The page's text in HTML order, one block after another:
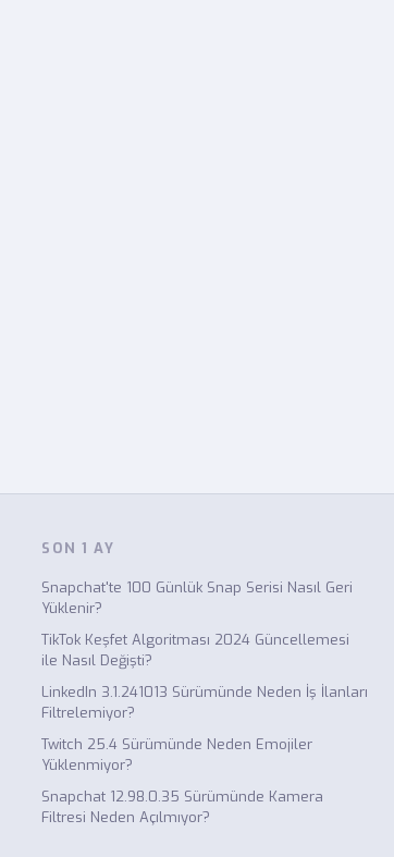
SON 1 AY
Snapchat'te 100 Günlük Snap Serisi Nasıl Geri
Yüklenir?
TikTok Keşfet Algoritması 2024 Güncellemesi
ile Nasıl Değişti?
LinkedIn 3.1.241013 Sürümünde Neden İş İlanları
Filtrelemiyor?
Twitch 25.4 Sürümünde Neden Emojiler
Yüklenmiyor?
Snapchat 12.98.0.35 Sürümünde Kamera
Filtresi Neden Açılmıyor?